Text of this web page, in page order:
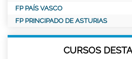
FP PAÍS VASCO
FP PRINCIPADO DE ASTURIAS
CURSOS